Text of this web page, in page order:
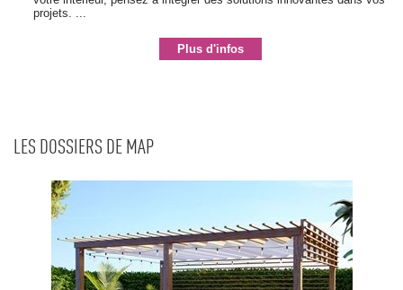
projets. ...
Plus d'infos
LES DOSSIERS DE MAP